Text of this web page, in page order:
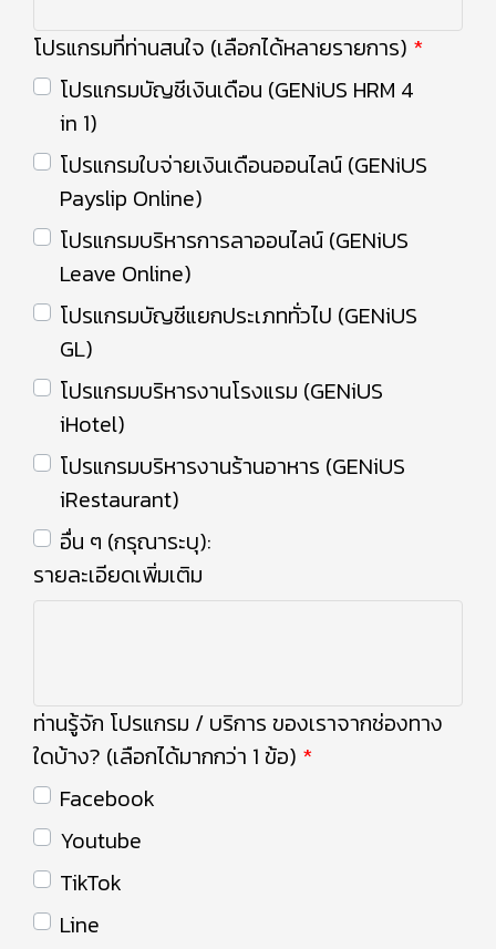
โปรแกรมที่ท่านสนใจ (เลือกได้หลายรายการ)
โปรแกรมบัญชีเงินเดือน (GENiUS HRM 4
in 1)
โปรแกรมใบจ่ายเงินเดือนออนไลน์ (GENiUS
Payslip Online)
โปรแกรมบริหารการลาออนไลน์ (GENiUS
Leave Online)
โปรแกรมบัญชีแยกประเภททั่วไป (GENiUS
GL)
โปรแกรมบริหารงานโรงแรม (GENiUS
iHotel)
โปรแกรมบริหารงานร้านอาหาร (GENiUS
iRestaurant)
อื่น ๆ (กรุณาระบุ):
รายละเอียดเพิ่มเติม
ท่านรู้จัก โปรแกรม / บริการ ของเราจากช่องทาง
ใดบ้าง? (เลือกได้มากกว่า 1 ข้อ)
Facebook
Youtube
TikTok
Line